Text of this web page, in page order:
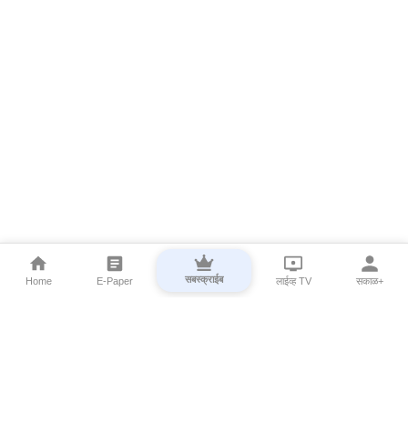
Home E-Paper सबस्क्राईब लाईव्ह TV सकाळ+